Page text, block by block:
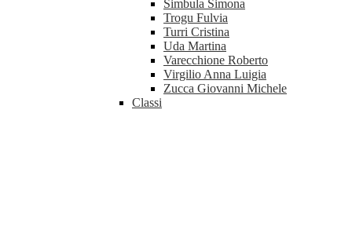
Simbula Simona
Trogu Fulvia
Turri Cristina
Uda Martina
Varecchione Roberto
Virgilio Anna Luigia
Zucca Giovanni Michele
Classi